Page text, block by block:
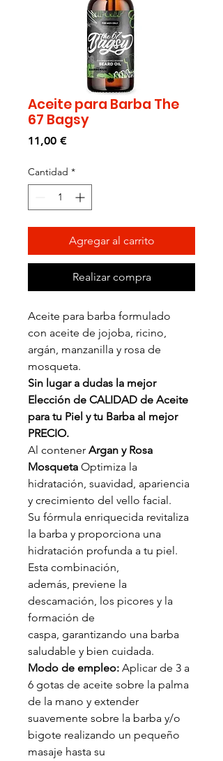
Aceite para Barba The
67 Bagsy
11,00 €Precio
Cantidad *
Agregar al carrito
Realizar compra
Aceite para barba formulado
con aceite de jojoba, ricino,
argán, manzanilla y rosa de
mosqueta.
Sin lugar a dudas la mejor
Elección de CALIDAD de Aceite
para tu Piel y tu Barba al mejor
PRECIO.
Al contener Argan y Rosa
Mosqueta Optimiza la
hidratación, suavidad, apariencia
y crecimiento del vello facial.
Su fórmula enriquecida revitaliza
la barba y proporciona una
hidratación profunda a tu piel.
Esta combinación,
además, previene la
descamación, los picores y la
formación de
caspa, garantizando una barba
saludable y bien cuidada.
Modo de empleo: Aplicar de 3 a
6 gotas de aceite sobre la palma
de la mano y extender
suavemente sobre la barba y/o
bigote realizando un pequeño
masaje hasta su